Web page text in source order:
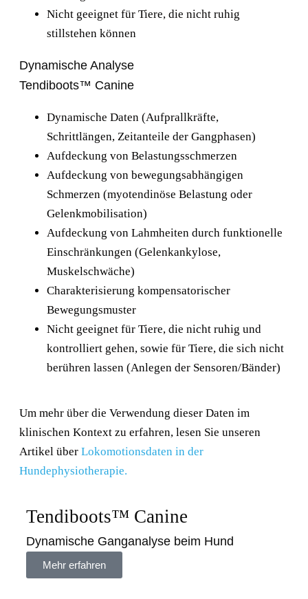
Nicht geeignet für Tiere, die nicht ruhig
stillstehen können
Dynamische Analyse
Tendiboots™ Canine
Dynamische Daten (Aufprallkräfte,
Schrittlängen, Zeitanteile der Gangphasen)
Aufdeckung von Belastungsschmerzen
Aufdeckung von bewegungsabhängigen
Schmerzen (myotendinöse Belastung oder
Gelenkmobilisation)
Aufdeckung von Lahmheiten durch funktionelle
Einschränkungen (Gelenkankylose,
Muskelschwäche)
Charakterisierung kompensatorischer
Bewegungsmuster
Nicht geeignet für Tiere, die nicht ruhig und
kontrolliert gehen, sowie für Tiere, die sich nicht
berühren lassen (Anlegen der Sensoren/Bänder)
Um mehr über die Verwendung dieser Daten im
klinischen Kontext zu erfahren, lesen Sie unseren
Artikel über Lokomotionsdaten in der
Hundephysiotherapie.
Tendiboots™ Canine
Dynamische Ganganalyse beim Hund
Mehr erfahren